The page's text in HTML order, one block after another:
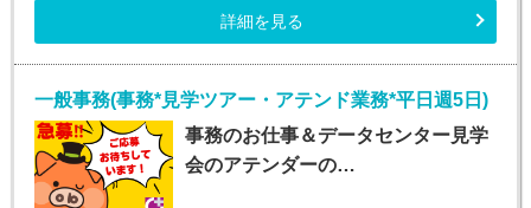
詳細を見る
一般事務(事務*見学ツアー・アテンド業務*平日週5日)
事務のお仕事＆データセンター見学
会のアテンダーの…